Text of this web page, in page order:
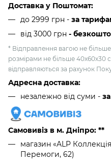
Доставка у Поштомат:
до 2999 грн - за
від 3000 грн -
* Відправлення вагою не
розмірами не більше 40х60х30
відправляються за рахунок
Адресна доставка:
незалежно від суми -
Самовивіз в м. Дніпро: **
магазин «ALP
Перемоги, 62)